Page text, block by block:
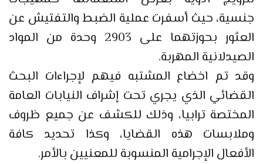
جنسية، حيث أسفرت عملية الضبط والتفتيش عن
العثور بحوزتهما على 2903 وحدة من المواد
الصيدلانية المهربة.
وقد تم اخضاع المشتبه فيهم لإجراءات البحث
القضائي الذي يجري تحت إشراف النيابات العامة
المختصة ترابيا، وذلك للكشف عن جميع ظروف
وملابسات هذه القضايا، وكذا تحديد كافة
الأفعال الإجرامية المنسوبة للمعنيين بالأمر.